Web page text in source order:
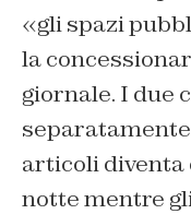
«gli spazi
la
giornale. I due
articoli diventa
notte mentre